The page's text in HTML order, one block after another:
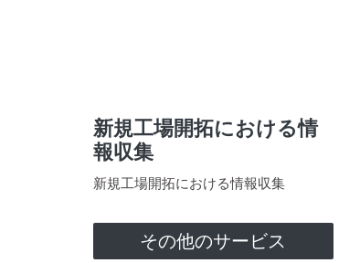
新規工場開拓における情
報収集
新規工場開拓における情報収集
その他のサービス